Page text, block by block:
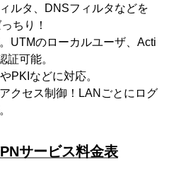
ルタ、DNSフィルタなどを
ちり！
UTMのローカルユーザ、Acti
証可能。
PKIなどに対応。
クセス制御！LANごとにログ
サービス料金表